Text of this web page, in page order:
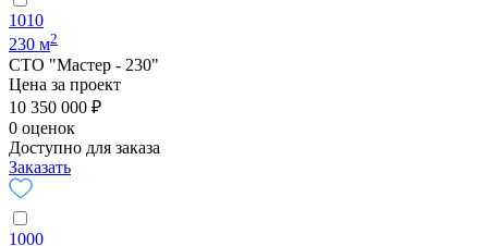
1010
230 м2
СТО "Мастер - 230"
Цена за проект
10 350 000 ₽
0 оценок
Доступно для заказа
Заказать
1000